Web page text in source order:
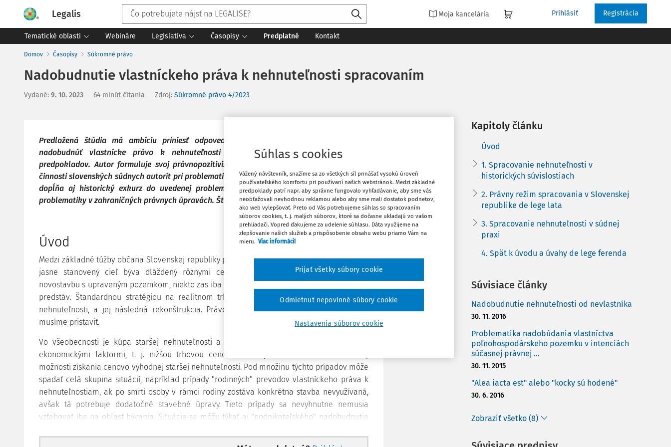
Legalis Moja kancelária Prihlásiť Registrácia
Tematické oblasti Webináre Legislatíva Časopisy Predplatné Kontakt
Domov Časopisy Súkromné právo
Nadobudnutie vlastníckeho práva k nehnuteľnosti spracovaním
Vydané: 9. 10. 2023 64 minút čítania Zdroj: Súkromné právo 4/2023
Predložená štúdia má ambíciu priniesť odpoveď na otázku, či možno de lege lata
nadobudnúť vlastnícke právo k nehnuteľnosti spracovaním, a ak áno, za akých
predpokladov. Autor formuluje svoj právnopozitivistický pohľad na základe rozhodovacej
činnosti slovenských súdnych autorít pri problematike spracovania cudzej veci. Túto analýzu
dopĺňa aj historický exkurz do uvedenej problematiky, ako aj náhľad na riešenie tejto
problematiky v zahraničných právnych úpravách. Štúdia je určená pre právnu teóriu i prax.
Úvod
Medzi základné túžby občana Slovenskej republiky patrí túžba vlastniť nehnuteľnosť.1)Tento
jasne stanovený cieľ býva dláždený rôznymi cestami: niekto chce kúpiť už zriadenú
novostavbu s upraveným pozemkom, niekto zas iba pozemok a postaviť domov podľa svojich
predstáv. Štandardnou stratégiou na realitnom trhu je aj kúpa staršej, hoci zanedbanej
nehnuteľnosti, a jej následná rekonštrukcia. Práve pri poslednej menovanej stratégii sa
musíme pristaviť.
Vo všeobecnosti je kúpa staršej nehnuteľnosti a jej následná rekonštrukcia ovplyvnená
ekonomickými faktormi, t. j. nižšou trhovou cenou stavebných materiálov za súčasnej
možnosti získania cenovo výhodnej staršej nehnuteľnosti. Pod množinu týchto prípadov môže
spadať celá skupina situácií, napríklad prípady "rodinných" prevodov vlastníckeho práva k
nehnuteľnostiam, ak po smrti osoby v rámci rodiny zostáva konkrétna stavba nevyužívaná,
avšak tá potrebuje dodatočné stavebné úpravy. Tieto prípady sa nevyhnutne nemusia
vzťahovať iba na oblasť bývania. Situácie sa môžu týkať aj "podnikateľského" nadobudnutia
Obľúbené
Zdieľať
Poznámka
Kapitoly článku
Úvod
1. Spracovanie nehnuteľnosti v
historických súvislostiach
2. Právny režim spracovania v Slovenskej
republike de lege lata
3. Spracovanie nehnuteľnosti v súdnej
praxi
4. Späť k úvodu a úvahy de lege ferenda
Súvisiace články
Nadobudnutie nehnuteľnosti od nevlastníka
30. 11. 2016
Problematika nadobúdania vlastníctva
poľnohospodárskeho pozemku v intenciách
súčasnej právnej ...
30. 11. 2015
"Alea iacta est" alebo "kocky sú hodené"
30. 6. 2016
Zobraziť všetko (8)
Súhlas s cookies
Vážený návštevník, snažíme sa zo všetkých síl prinášať vysokú úroveň
používateľského komfortu pri používaní našich webstránok. Medzi základné
predpoklady patrí napr. aby správne fungovalo vyhľadávanie, aby sme vás
neobťažovali nevhodnou reklamou alebo aby sme mali dostatok podnetov,
ako web vylepšovať. Preto od Vás potrebujeme súhlas so spracovaním
súborov cookies, t. j. malých súborov, ktoré sa dočasne ukladajú vo vašom
prehliadači. Vopred ďakujeme za udelenie súhlasu. Dáta využijeme na
zlepšovanie našich služieb a prispôsobenie obsahu webu priamo Vám na
mieru. Viac informácií
Nastavenia súborov cookie
Odmietnut nepovinné súbory cookie
Prijať všetky súbory cookie